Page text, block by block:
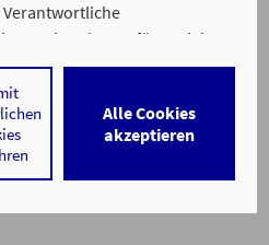
Verantwortliche
der Dienste für Social
Werbung
jeweiligen Anbieter
und mit Daten von anderen
Nutzungsprofilen von Ihnen
Alle Cookies
akzeptieren
Barrierefreiheit